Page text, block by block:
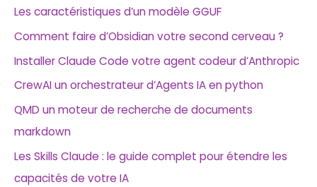
Les caractéristiques d’un modèle GGUF
Comment faire d’Obsidian votre second cerveau ?
Installer Claude Code votre agent codeur d’Anthropic
CrewAI un orchestrateur d’Agents IA en python
QMD un moteur de recherche de documents
markdown
Les Skills Claude : le guide complet pour étendre les
capacités de votre IA